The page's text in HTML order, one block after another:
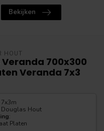
Bekijken
HOUT
700x300
Veranda 7x3
7x3m
Douglas Hout
:
Platen